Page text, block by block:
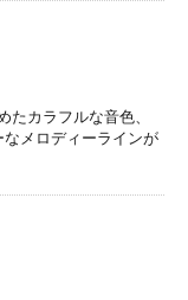
カラフルな音色、
メロディーラインが